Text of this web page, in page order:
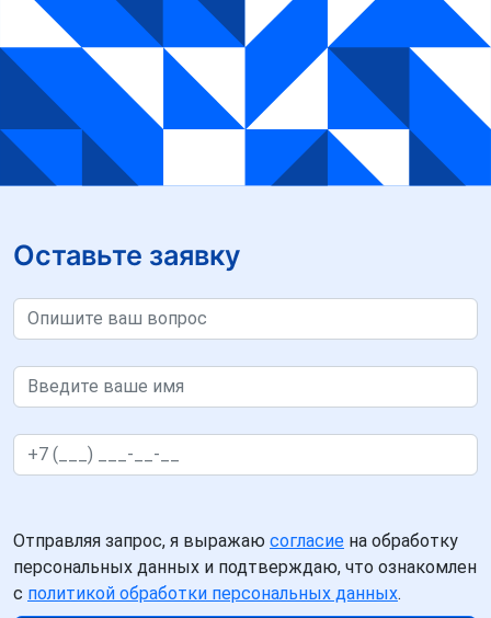
Оставьте заявку
Отправляя запрос, я выражаю согласие на обработку
персональных данных и подтверждаю, что ознакомлен
с политикой обработки персональных данных.